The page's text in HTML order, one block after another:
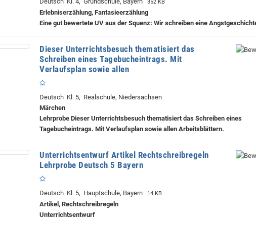
352 KB
Erlebniserzählung, Fantasieerzählung
Eine gut bewertete UV aus der Squenz: Wir schreiben eine
Dieser Unterrichtsbesuch thematisiert das
Schreiben eines Tagebucheintrags. Mit
Verlaufsplan sowie allen
Deutsch Kl. 5, Realschule, Niedersachsen
Märchen
Lehrprobe Dieser Unterrichtsbesuch thematisiert das Schreiben eines
Tagebucheintrags. Mit Verlaufsplan sowie allen Arbeitsblättern.
Unterrichtsentwurf Artikel Rechtschreibregeln
Lehrprobe Deutsch 5 Bayern
Deutsch Kl. 5, Hauptschule, Bayern 14 KB
Artikel, Rechtschreibregeln
Unterrichtsentwurf